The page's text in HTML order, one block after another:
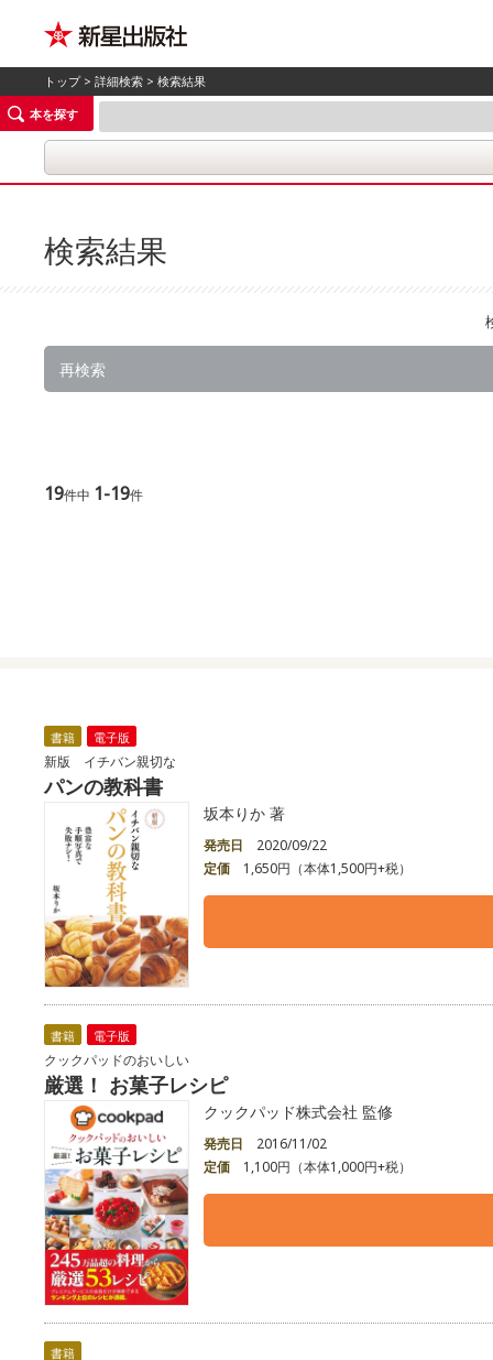
トップ>詳細検索 > 検索結果
本を探す
検索結果
再検索
19件中 1-19件
書籍 電子版
新版 イチバン親切な
パンの教科書
坂本りか 著
発売日
2020/09/22
定価
1,650円（本体1,500円+税）
書籍 電子版
クックパッドのおいしい
厳選！ お菓子レシピ
クックパッド株式会社 監修
発売日
2016/11/02
定価
1,100円（本体1,000円+税）
書籍